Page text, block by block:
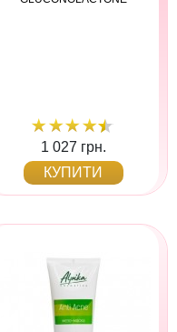
1 027 грн.
КУПИТИ